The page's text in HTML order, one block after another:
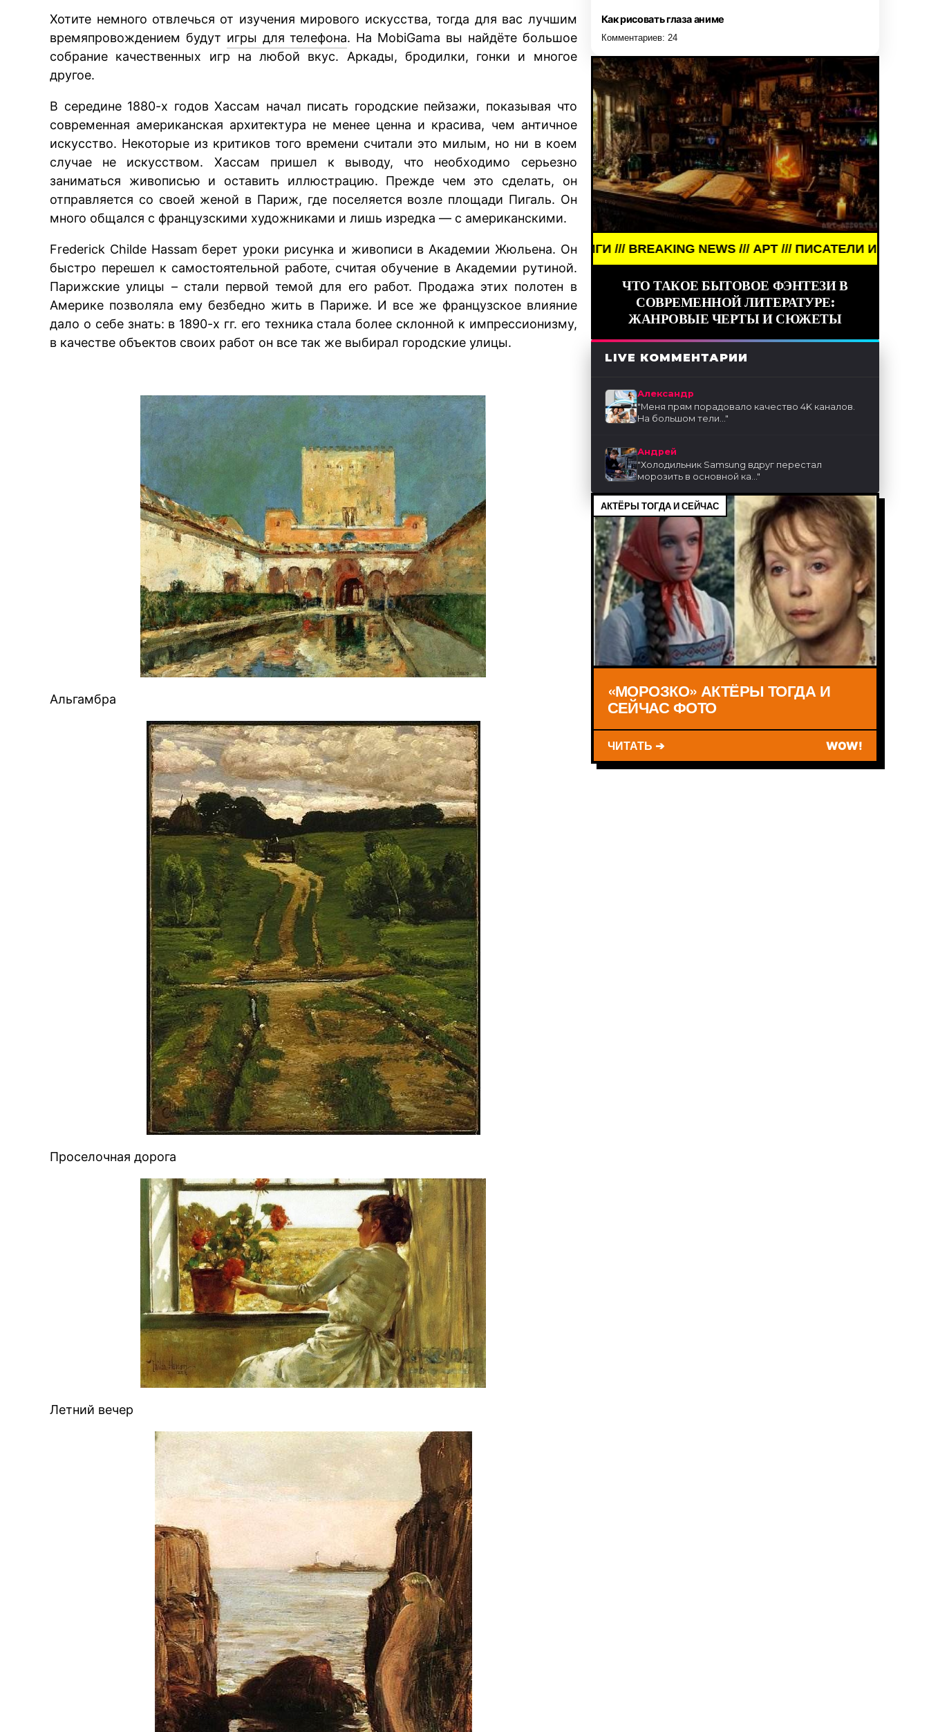
Хотите немного отвлечься от изучения мирового искусства, тогда для вас лучшим
времяпровождением будут игры для телефона. На MobiGama вы найдёте большое
собрание качественных игр на любой вкус. Аркады, бродилки, гонки и многое
другое.
В середине 1880-х годов Хассам начал писать городские пейзажи, показывая что
современная американская архитектура не менее ценна и красива, чем античное
искусство. Некоторые из критиков того времени считали это милым, но ни в коем
случае не искусством. Хассам пришел к выводу, что необходимо серьезно
заниматься живописью и оставить иллюстрацию. Прежде чем это сделать, он
отправляется со своей женой в Париж, где поселяется возле площади Пигаль. Он
много общался с французскими художниками и лишь изредка — с американскими.
Frederick Childe Hassam беретуроки рисунка и живописи в Академии Жюльена. Он
быстро перешел к самостоятельной работе, считая обучение в Академии рутиной.
Парижские улицы – стали первой темой для его работ. Продажа этих полотен в
Америке позволяла ему безбедно жить в Париже. И все же французское влияние
дало о себе знать: в 1890-х гг. его техника стала более склонной к импрессионизму,
в качестве объектов своих работ он все так же выбирал городские улицы.
Альгамбра
Проселочная дорога
Летний вечер
Как рисовать глаза аниме
Комментариев: 24
BREAKING NEWS /// АРТ /// ПИСАТЕЛИ И КНИГИ /// BREAKING NEWS /// АРТ /// ПИСАТЕЛИ И КНИГИ ///
ЧТО ТАКОЕ БЫТОВОЕ ФЭНТЕЗИ В
СОВРЕМЕННОЙ ЛИТЕРАТУРЕ:
ЖАНРОВЫЕ ЧЕРТЫ И СЮЖЕТЫ
LIVE КОММЕНТАРИИ
Александр
"Меня прям порадовало качество 4K каналов.
На большом тели..."
Андрей
"Холодильник Samsung вдруг перестал
морозить в основной ка..."
АКТЁРЫ ТОГДА И СЕЙЧАС
«МОРОЗКО» АКТЁРЫ ТОГДА И
СЕЙЧАС ФОТО
ЧИТАТЬ ➔ WOW!